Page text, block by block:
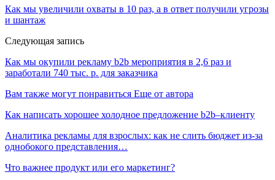
Как мы увеличили охваты в 10 раз, а в ответ получили угрозы
и шантаж
Следующая запись
Как мы окупили рекламу b2b мероприятия в 2,6 раз и
заработали 740 тыс. р. для заказчика
Вам также могут понравиться Еще от автора
Как написать хорошее холодное предложение b2b–клиенту
Аналитика рекламы для взрослых: как не слить бюджет из-за
однобокого представления…
Что важнее продукт или его маркетинг?